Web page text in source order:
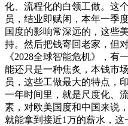
化、流程化的白领工做。这
员，结业即赋闲，本年一季
国度的影响常深远的，这些
持。然后把钱寄回老家，但
《2028全球智能危机》，
能还只是一种焦炙，本钱市
员，这些工做最大的特点，
一年时间里，就是尺度化、
素，对欧美国度和中国来说
就能拿到接近1万的薪水，这